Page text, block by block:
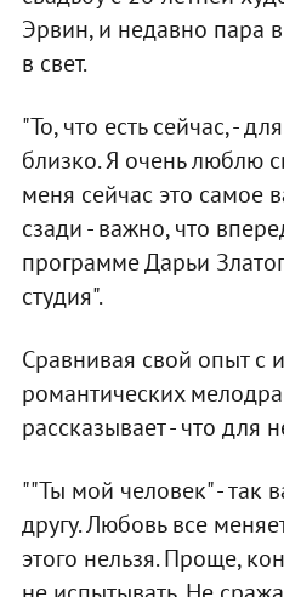
Эрвин, и недавно пара
в свет.
"То, что есть сейчас, -
близко. Я очень люблю
меня сейчас это самое
сзади - важно, что
программе Дарьи
студия".
Сравнивая свой опыт с
романтических
рассказывает - что для
""Ты мой человек" - так
другу. Любовь все
этого нельзя. Проще,